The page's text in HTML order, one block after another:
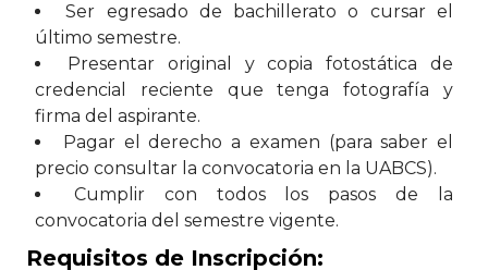
Ser egresado de bachillerato o cursar el
último semestre.
Presentar original y copia fotostática de
credencial reciente que tenga fotografía y
firma del aspirante.
Pagar el derecho a examen (para saber el
precio consultar la convocatoria en la UABCS).
Cumplir con todos los pasos de la
convocatoria del semestre vigente.
Requisitos de Inscripción: